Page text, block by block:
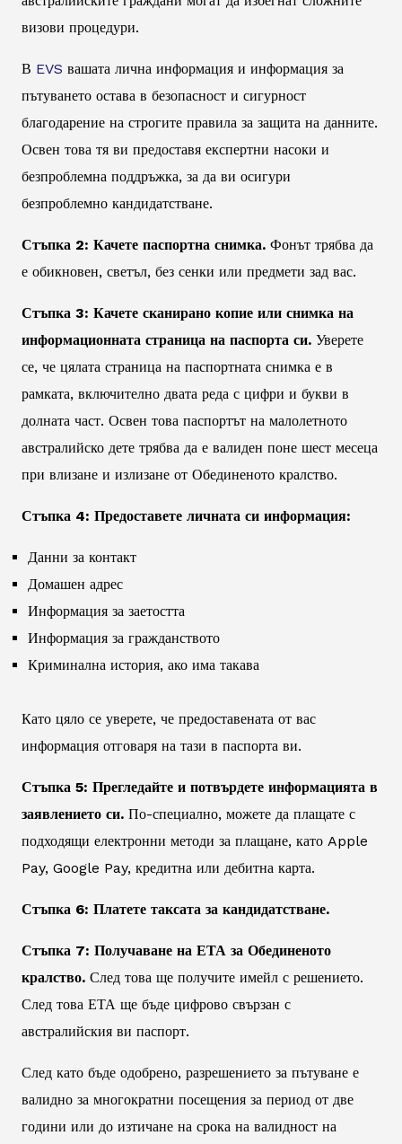
визови процедури.
В EVS вашата лична информация и информация за
пътуването остава в безопасност и сигурност
благодарение на строгите правила за защита на данните.
Освен това тя ви предоставя експертни насоки и
безпроблемна поддръжка, за да ви осигури
безпроблемно кандидатстване.
Стъпка 2: Качете паспортна снимка. Фонът трябва да
е обикновен, светъл, без сенки или предмети зад вас.
Стъпка 3: Качете сканирано копие или снимка на
информационната страница на паспорта си. Уверете
се, че цялата страница на паспортната снимка е в
рамката, включително двата реда с цифри и букви в
долната част. Освен това паспортът на малолетното
австралийско дете трябва да е валиден поне шест месеца
при влизане и излизане от Обединеното кралство.
Стъпка 4: Предоставете личната си информация:
Данни за контакт
Домашен адрес
Информация за заетостта
Информация за гражданството
Криминална история, ако има такава
Като цяло се уверете, че предоставената от вас
информация отговаря на тази в паспорта ви.
Стъпка 5: Прегледайте и потвърдете информацията в
заявлението си. По-специално, можете да плащате с
подходящи електронни методи за плащане, като Apple
Pay, Google Pay, кредитна или дебитна карта.
Стъпка 6: Платете таксата за кандидатстване.
Стъпка 7: Получаване на ЕТА за Обединеното
кралство. След това ще получите имейл с решението.
След това ЕТА ще бъде цифрово свързан с
австралийския ви паспорт.
След като бъде одобрено, разрешението за пътуване е
валидно за многократни посещения за период от две
години или до изтичане на срока на валидност на